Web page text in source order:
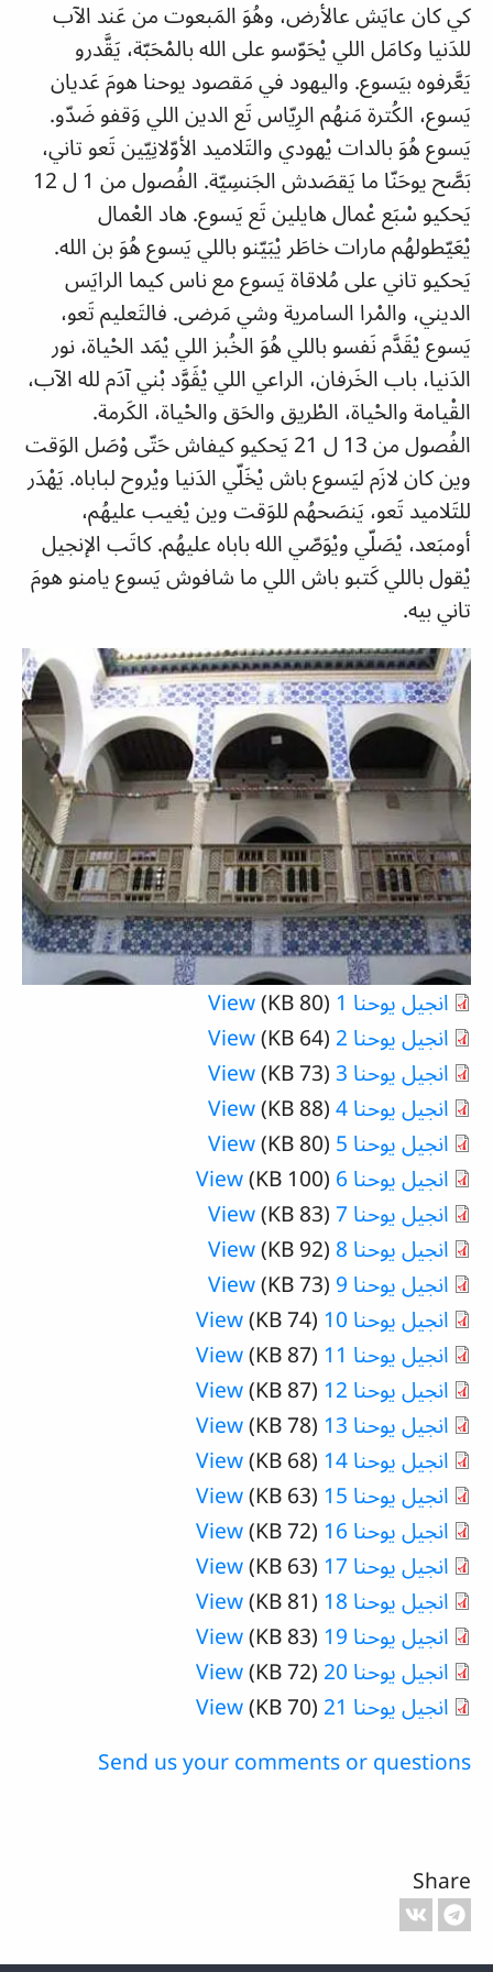
كي كان عايَش عالأرض، وهُوَ المَبعوت من عَند الآب
للدَنيا وكامَل اللي يْحَوّسو على الله بالمْحَبّة، يَقَّدرو
يَعَّرفوه بيَسوع. واليهود في مَقصود يوحنا هومَ عَديان
يَسوع، الكُترة مَنهُم الرِيّاس تَع الدين اللي وَقفو ضَدّو.
يَسوع هُوَ بالدات يْهودي والتَلاميد الأوّلانِيّين تَعو تاني،
بَصَّح يوحَنّا ما يَقصَدش الجَنسِيّة. الفُصول من 1 ل 12
يَحكيو سْبَع عْمال هايلين تَع يَسوع. هاد العْمال
يْعَيّطولهُم مارات خاطَر يْبَيّنو باللي يَسوع هُوَ بن الله.
يَحكيو تاني على مُلاقاة يَسوع مع ناس كيما الرايَس
الديني، والمْرا السامرية وشي مَرضى. فالتَعليم تَعو،
يَسوع يْقَدَّم نَفسو باللي هُوَ الخُبز اللي يْمَد الحْياة، نور
الدَنيا، باب الخَرفان، الراعي اللي يْڤَوَّد بْني آدَم لله الآب،
القْيامة والحْياة، الطْريق والحَق والحْياة، الكَرمة.
الفُصول من 13 ل 21 يَحكيو كيفاش حَتّى وْصَل الوَقت
وين كان لازَم ليَسوع باش يْخَلّي الدَنيا ويْروح لباباه. يَهْدَر
للتَلاميد تَعو، يَنصَحهُم للوَقت وين يْغيب عليهُم،
أومبَعد، يْصَلّي ويْوَصّي الله باباه عليهُم. كاتَب الإنجيل
يْقول باللي كَتبو باش اللي ما شافوش يَسوع يامنو هومَ
تاني بيه.
انجيل يوحنا 1 (80 KB)
View
انجيل يوحنا 2
(64 KB)
View
انجيل يوحنا 3
(73 KB)
View
انجيل يوحنا 4
(88 KB)
View
انجيل يوحنا 5
(80 KB)
View
انجيل يوحنا 6
(100 KB)
View
انجيل يوحنا 7
(83 KB)
View
انجيل يوحنا 8
(92 KB)
View
انجيل يوحنا 9
(73 KB)
View
انجيل يوحنا 10
(74 KB)
View
انجيل يوحنا 11
(87 KB)
View
انجيل يوحنا 12
(87 KB)
View
انجيل يوحنا 13
(78 KB)
View
انجيل يوحنا 14
(68 KB)
View
انجيل يوحنا 15
(63 KB)
View
انجيل يوحنا 16
(72 KB)
View
انجيل يوحنا 17
(63 KB)
View
انجيل يوحنا 18
(81 KB)
View
انجيل يوحنا 19
(83 KB)
View
انجيل يوحنا 20
(72 KB)
View
انجيل يوحنا 21
(70 KB)
View
Send us your comments or questions
Share